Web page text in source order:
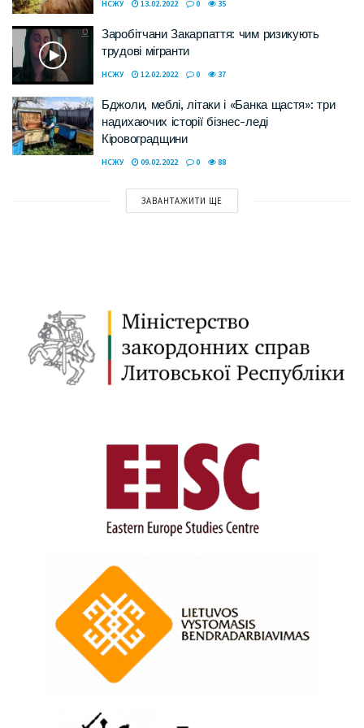
НСЖУ 13.02.2022 0 35
Заробітчани Закарпаття: чим ризикують
трудові мігранти
НСЖУ 12.02.2022 0 37
Бджоли, меблі, літаки і «Банка щастя»: три
надихаючих історії бізнес-леді
Кіровоградщини
НСЖУ 09.02.2022 0 88
ЗАВАНТАЖИТИ ЩЕ